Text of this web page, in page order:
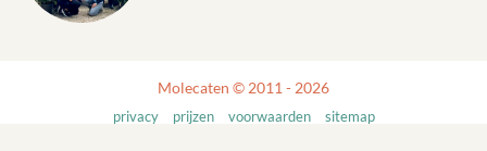
Molecaten © 2011 - 2026
privacy prijzen voorwaarden sitemap